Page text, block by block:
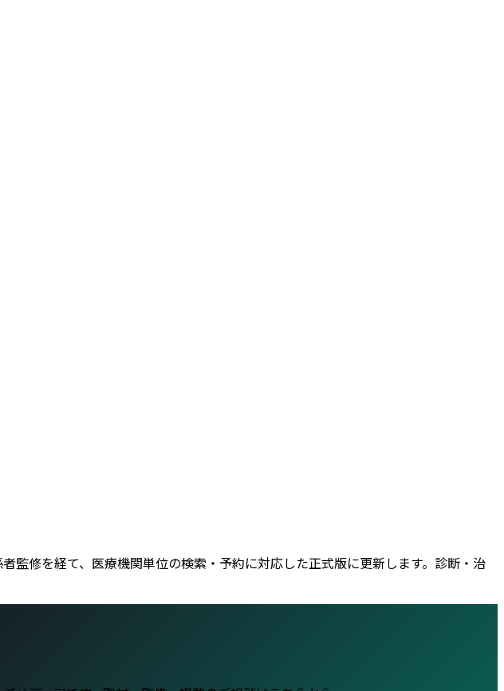
監修を経て、医療機関単位の検索・予約に対応した正式版に更新します。診断・治